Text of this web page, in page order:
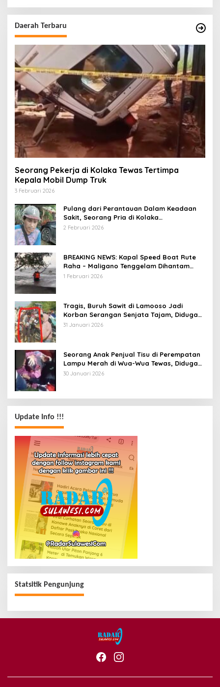
Daerah Terbaru
Seorang Pekerja di Kolaka Tewas Tertimpa
Kepala Mobil Dump Truk
3 Februari 2026
Pulang dari Perantauan Dalam Keadaan
Sakit, Seorang Pria di Kolaka
Diterlantarkan Istri
2 Februari 2026
BREAKING NEWS: Kapal Speed Boat Rute
Raha – Maligano Tenggelam Dihantam
Angin dan Ombak Tinggi
1 Februari 2026
Tragis, Buruh Sawit di Lamooso Jadi
Korban Serangan Senjata Tajam, Diduga
Terkait Tanah
31 Januari 2026
Seorang Anak Penjual Tisu di Perempatan
Lampu Merah di Wua-Wua Tewas, Diduga
Jadi Korban Tabrak Lari
30 Januari 2026
Update Info !!!
Statsitik Pengunjung